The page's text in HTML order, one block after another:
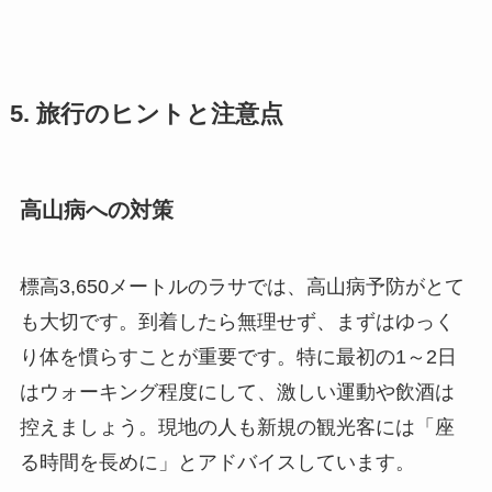
5. 旅行のヒントと注意点
高山病への対策
標高3,650メートルのラサでは、高山病予防がとて
も大切です。到着したら無理せず、まずはゆっく
り体を慣らすことが重要です。特に最初の1～2日
はウォーキング程度にして、激しい運動や飲酒は
控えましょう。現地の人も新規の観光客には「座
る時間を長めに」とアドバイスしています。